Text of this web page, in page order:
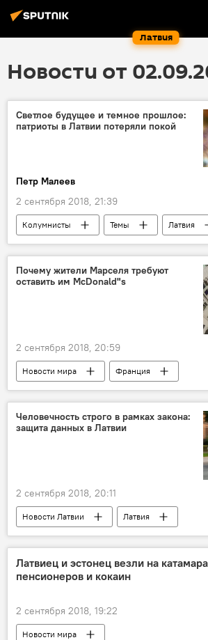
Латвия
Новости от
Светлое будущее и темное прошлое:
патриоты в Латвии потеряли покой
Петр Малеев
2 сентября 2018, 21:39
Колумнисты Темы
Латвия
выборы в Сейм-2018
Почему жители Марселя требуют
оставить им McDonald"s
2 сентября 2018, 20:59
Новости мира
Франция
McDonald's
Человечность строго в рамках закона:
защита данных в Латвии
2 сентября 2018, 20:11
Новости Латвии
Латвия
закон о защите данных
Латвиец и эстонец везли на
пенсионеров и кокаин
2 сентября 2018, 19:22
Новости мира